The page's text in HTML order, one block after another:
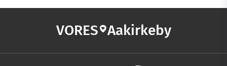
VORES Aakirkeby